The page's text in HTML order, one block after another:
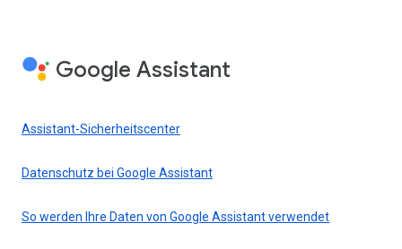
Google Assistant
Assistant-Sicherheitscenter
Datenschutz bei Google Assistant
So werden Ihre Daten von Google Assistant verwendet